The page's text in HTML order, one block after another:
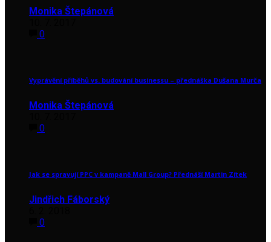
Monika Štepánová
0
Vyprávění příběhů vs. budování businessu – přednáška Dušana Murča
Monika Štepánová
0
Jak se spravují PPC v kampaně Mall Group? Přednáší Martin Zítek
Jindřich Fáborský
0